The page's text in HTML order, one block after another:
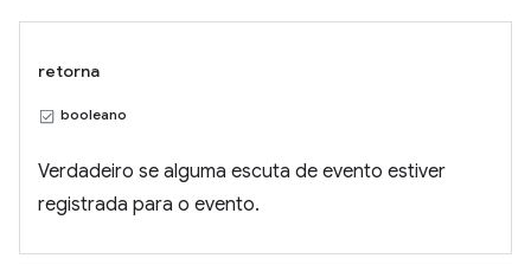
retorna
booleano
Verdadeiro se alguma escuta de evento estiver
registrada para o evento.